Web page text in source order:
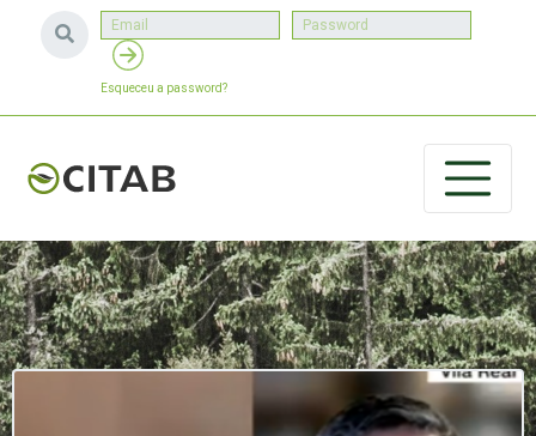
Esqueceu a password?